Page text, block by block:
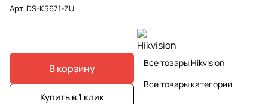
Арт.DS-K5671-ZU
В корзину
Купить в 1 клик
Все товары Hikvision
Все товары категории